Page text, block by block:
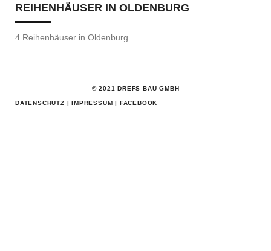
REIHENHÄUSER IN OLDENBURG
4 Reihenhäuser in Oldenburg
© 2021 DREFS BAU GMBH
DATENSCHUTZ |IMPRESSUM | FACEBOOK